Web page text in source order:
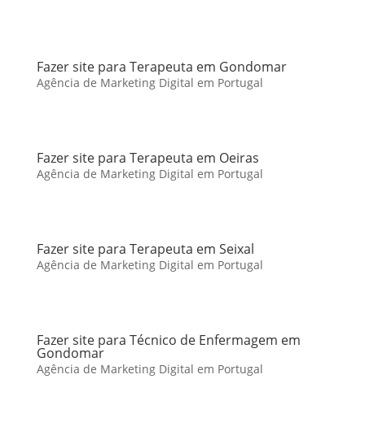
Fazer site para Terapeuta em Gondomar
Agência de Marketing Digital em Portugal
Fazer site para Terapeuta em Oeiras
Agência de Marketing Digital em Portugal
Fazer site para Terapeuta em Seixal
Agência de Marketing Digital em Portugal
Fazer site para Técnico de Enfermagem em
Gondomar
Agência de Marketing Digital em Portugal